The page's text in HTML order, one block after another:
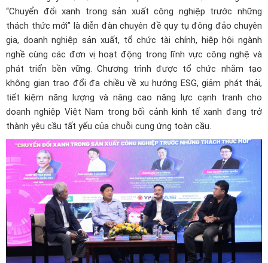
“Chuyển đổi xanh trong sản xuất công nghiệp trước những
thách thức mới” là diễn đàn chuyên đề quy tụ đông đảo chuyên
gia, doanh nghiệp sản xuất, tổ chức tài chính, hiệp hội ngành
nghề cùng các đơn vị hoạt động trong lĩnh vực công nghệ và
phát triển bền vững. Chương trình được tổ chức nhằm tạo
không gian trao đổi đa chiều về xu hướng ESG, giảm phát thải,
tiết kiệm năng lượng và nâng cao năng lực cạnh tranh cho
doanh nghiệp Việt Nam trong bối cảnh kinh tế xanh đang trở
thành yêu cầu tất yếu của chuỗi cung ứng toàn cầu.